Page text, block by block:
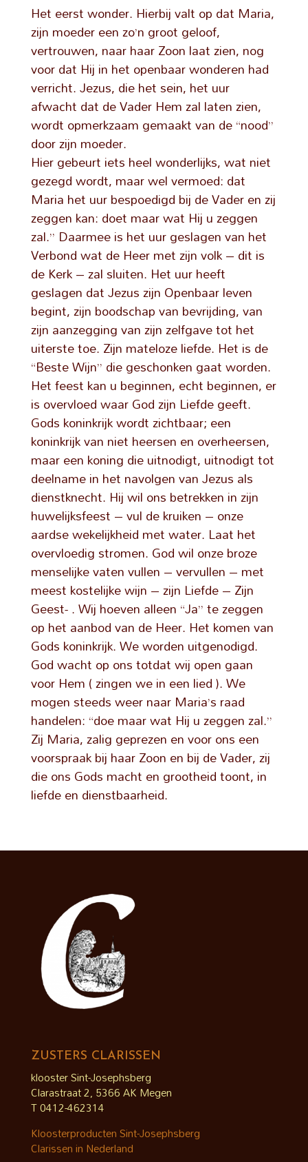
Het eerst wonder. Hierbij valt op dat Maria,
zijn moeder een zo’n groot geloof,
vertrouwen, naar haar Zoon laat zien, nog
voor dat Hij in het openbaar wonderen had
verricht. Jezus, die het sein, het uur
afwacht dat de Vader Hem zal laten zien,
wordt opmerkzaam gemaakt van de “nood”
door zijn moeder.
Hier gebeurt iets heel wonderlijks, wat niet
gezegd wordt, maar wel vermoed: dat
Maria het uur bespoedigd bij de Vader en zij
zeggen kan: doet maar wat Hij u zeggen
zal.” Daarmee is het uur geslagen van het
Verbond wat de Heer met zijn volk – dit is
de Kerk – zal sluiten. Het uur heeft
geslagen dat Jezus zijn Openbaar leven
begint, zijn boodschap van bevrijding, van
zijn aanzegging van zijn zelfgave tot het
uiterste toe. Zijn mateloze liefde. Het is de
“Beste Wijn” die geschonken gaat worden.
Het feest kan u beginnen, echt beginnen, er
is overvloed waar God zijn Liefde geeft.
Gods koninkrijk wordt zichtbaar; een
koninkrijk van niet heersen en overheersen,
maar een koning die uitnodigt, uitnodigt tot
deelname in het navolgen van Jezus als
dienstknecht. Hij wil ons betrekken in zijn
huwelijksfeest – vul de kruiken – onze
aardse wekelijkheid met water. Laat het
overvloedig stromen. God wil onze broze
menselijke vaten vullen – vervullen – met
meest kostelijke wijn – zijn Liefde – Zijn
Geest- . Wij hoeven alleen “Ja” te zeggen
op het aanbod van de Heer. Het komen van
Gods koninkrijk. We worden uitgenodigd.
God wacht op ons totdat wij open gaan
voor Hem ( zingen we in een lied ). We
mogen steeds weer naar Maria’s raad
handelen: “doe maar wat Hij u zeggen zal.”
Zij Maria, zalig geprezen en voor ons een
voorspraak bij haar Zoon en bij de Vader, zij
die ons Gods macht en grootheid toont, in
liefde en dienstbaarheid.
ZUSTERS CLARISSEN
klooster Sint-Josephsberg
Clarastraat 2, 5366 AK Megen
T 0412-462314
Kloosterproducten Sint-Josephsberg
Clarissen in Nederland